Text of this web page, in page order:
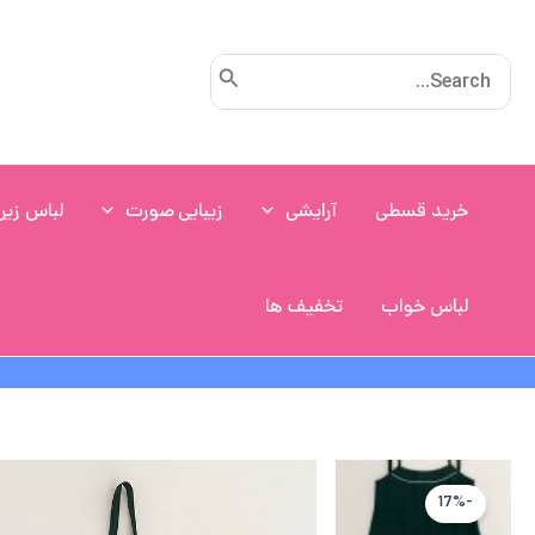
Search
for:
خرید قسطی آرایشی زیبایی صورت لباس زیر
لباس خواب تخفیف ها
-17%